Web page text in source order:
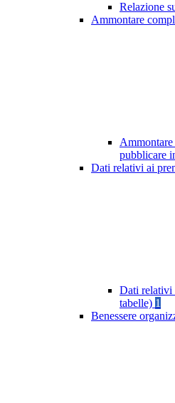
Relazione
Ammontare
pubblicare
Dati relativi ai
Dati relativi
tabelle) 1
Benessere